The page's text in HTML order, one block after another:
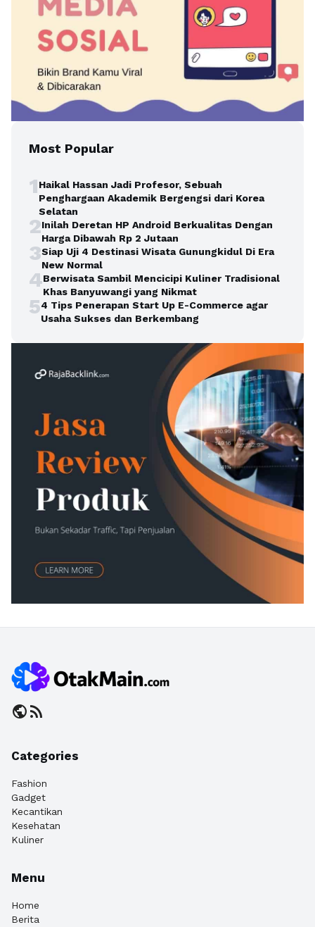
Most Popular
1Haikal Hassan Jadi Profesor, Sebuah
Penghargaan Akademik Bergengsi dari Korea
Selatan
2Inilah Deretan HP Android Berkualitas Dengan
Harga Dibawah Rp 2 Jutaan
3Siap Uji 4 Destinasi Wisata Gunungkidul Di Era
New Normal
4Berwisata Sambil Mencicipi Kuliner Tradisional
Khas Banyuwangi yang Nikmat
54 Tips Penerapan Start Up E-Commerce agar
Usaha Sukses dan Berkembang
publicrss_feed
Categories
Fashion
Gadget
Kecantikan
Kesehatan
Kuliner
Menu
Home
Berita